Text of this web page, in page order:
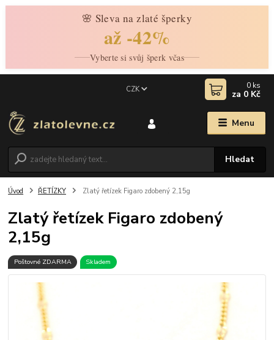
🌸 Sleva na zlaté šperky
až -42%
Vyberte si svůj šperk včas
Menu
CZK
Hledat
0 ks
za 0 Kč
Úvod ŘETÍZKY Zlatý řetízek Figaro zdobený 2,15g
Zlatý řetízek Figaro zdobený
2,15g
Poštovné ZDARMA Skladem